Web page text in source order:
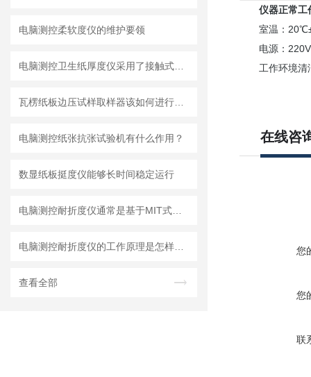
电脑测控柔软度仪的维护要领
电脑测控纸张抗张试验机有什么作用？
数显纸板挺度仪能够长时间稳定运行
查看全部
仪器正常工
室温：
电源：
工作环境清洁
在线咨
您
您
联